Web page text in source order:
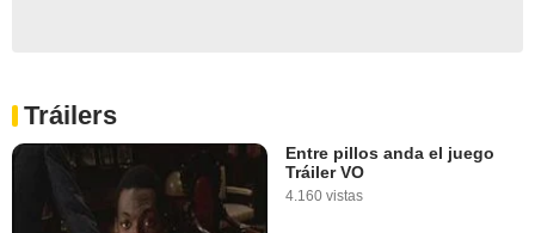
Tráilers
Entre pillos anda el juego
Tráiler VO
4.160 vistas